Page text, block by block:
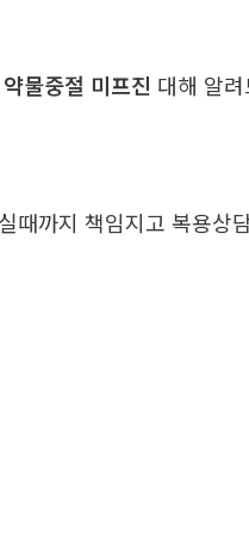
약물중절 미프진 대해 알
때까지 책임지고 복용상